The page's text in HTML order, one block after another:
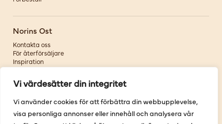
Vi värdesätter din integritet
Vi använder cookies för att förbättra din webbupplevelse,
visa personliga annonser eller innehåll och analysera vår
Norins Ost
Kontakta oss
För återförsäljare
Inspiration
Om oss
Följ oss
Facebook